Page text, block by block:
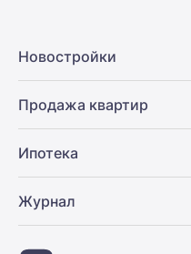
Новостройки
Продажа квартир
Ипотека
Журнал